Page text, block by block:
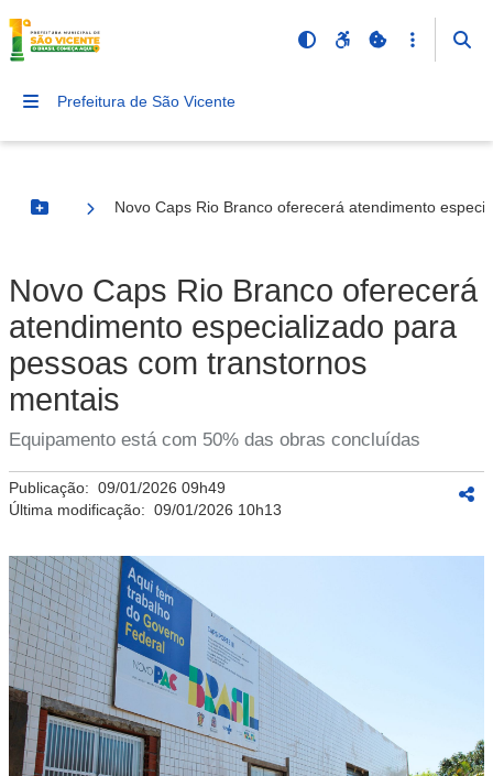
Prefeitura de São Vicente
Botão Menu
Novo Caps Rio Branco oferecerá atendimento
Novo Caps Rio Branco oferecerá
atendimento especializado para
pessoas com transtornos
mentais
Equipamento está com 50% das obras concluídas
Publicação: 09/01/2026 09h49
Última modificação: 09/01/2026 10h13